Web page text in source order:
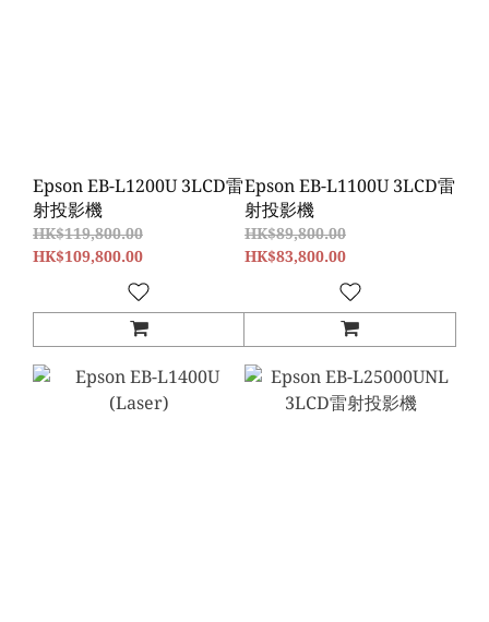
Epson EB-L1200U 3LCD雷
射投影機
HK$119,800.00
HK$109,800.00
Epson EB-L1100U 3LCD雷
射投影機
HK$89,800.00
HK$83,800.00